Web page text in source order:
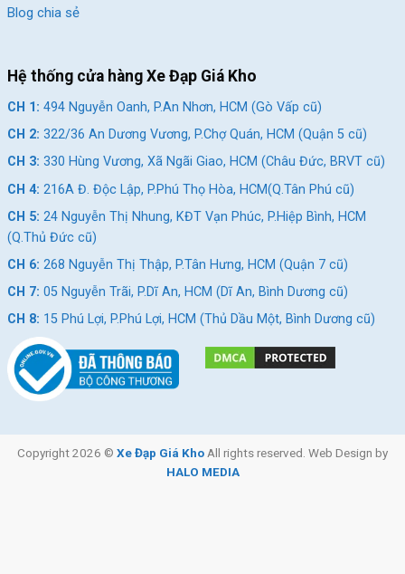
Blog chia sẻ
Hệ thống cửa hàng Xe Đạp Giá Kho
CH 1: 494 Nguyễn Oanh, P.An Nhơn, HCM (Gò Vấp cũ)
CH 2: 322/36 An Dương Vương, P.Chợ Quán, HCM (Quận 5 cũ)
CH 3: 330 Hùng Vương, Xã Ngãi Giao, HCM (Châu Đức, BRVT cũ)
CH 4: 216A Đ. Độc Lập, P.Phú Thọ Hòa, HCM(Q.Tân Phú cũ)
CH 5: 24 Nguyễn Thị Nhung, KĐT Vạn Phúc, P.Hiệp Bình, HCM
(Q.Thủ Đức cũ)
CH 6: 268 Nguyễn Thị Thập, P.Tân Hưng, HCM (Quận 7 cũ)
CH 7: 05 Nguyễn Trãi, P.Dĩ An, HCM (Dĩ An, Bình Dương cũ)
CH 8: 15 Phú Lợi, P.Phú Lợi, HCM (Thủ Dầu Một, Bình Dương cũ)
Copyright 2026 © Xe Đạp Giá Kho All rights reserved. Web Design by
HALO MEDIA